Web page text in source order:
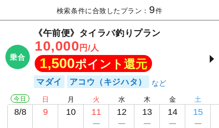
検索条件に合致したプラン： 9件
乗合
《午前便》タイラバ釣りプラン
10,000 円/人
1,500ポイント還元
マダイ アコウ（キジハタ）
今日
8/8
日
9
月
10
火
11
水
12
木
13
金
14
土
15